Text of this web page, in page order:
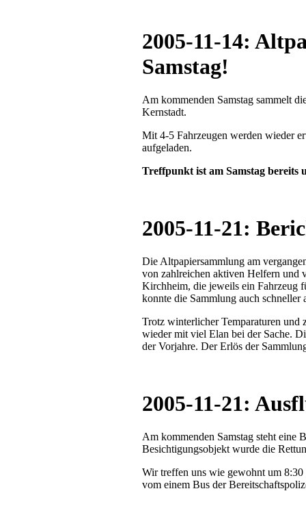
2005-11-14:
Samstag!
Am kommenden Samstag sammelt
Kernstadt.
Mit 4-5 Fahrzeugen werden wieder
aufgeladen.
Treffpunkt ist am Samstag bereits
2005-11-21:
Die Altpapiersammlung am
von zahlreichen aktiven Helfern und
Kirchheim, die jeweils ein Fahrzeug
konnte die Sammlung auch schneller
Trotz winterlicher Temparaturen und
wieder mit viel Elan bei der Sache.
der Vorjahre. Der Erlös der
2005-11-21:
Am kommenden Samstag steht eine
Besichtigungsobjekt wurde die
Wir treffen uns wie gewohnt um
vom einem Bus der